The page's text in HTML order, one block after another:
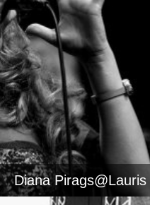
Diana